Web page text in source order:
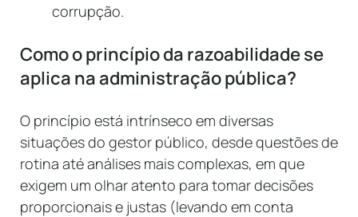
corrupção.
Como o princípio da razoabilidade se
aplica na administração pública?
O princípio está intrínseco em diversas
situações do gestor público, desde questões de
rotina até análises mais complexas, em que
exigem um olhar atento para tomar decisões
proporcionais e justas (levando em conta